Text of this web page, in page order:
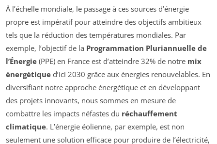
À l’échelle mondiale, le passage à ces sources d’énergie
propre est impératif pour atteindre des objectifs ambitieux
tels que la réduction des températures mondiales. Par
exemple, l’objectif de la Programmation Pluriannuelle de
l’Énergie (PPE) en France est d’atteindre 32% de notre mix
énergétique d’ici 2030 grâce aux énergies renouvelables. En
diversifiant notre approche énergétique et en développant
des projets innovants, nous sommes en mesure de
combattre les impacts néfastes du réchauffement
climatique. L’énergie éolienne, par exemple, est non
seulement une solution efficace pour produire de l’électricité,